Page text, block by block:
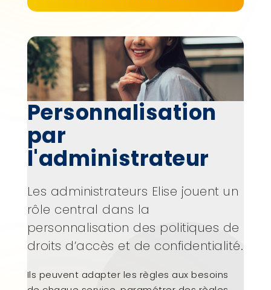
Personnalisation
par
l'administrateur
Les administrateurs Elise jouent un
rôle central dans la
personnalisation des politiques de
droits d’accès et de confidentialité.
Ils peuvent adapter les règles aux besoins